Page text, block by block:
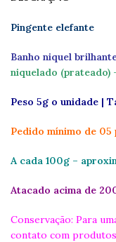
Pingente elefante
Banho niquel
niquelado (prateado)
Peso 5g o unidade |
Pedido mínimo de 05
A cada 100g –
Atacado acima de
Conservação: Para
contato com